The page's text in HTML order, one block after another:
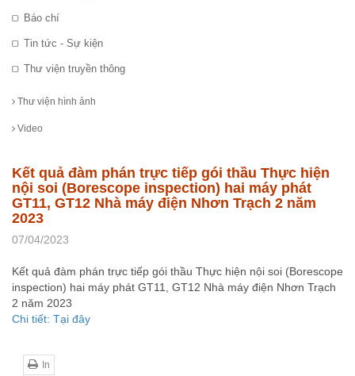
Báo chí
Tin tức - Sự kiện
Thư viện truyền thông
Thư viện hình ảnh
Video
Kết quả đàm phán trực tiếp gói thầu Thực hiện
nội soi (Borescope inspection) hai máy phát
GT11, GT12 Nhà máy điện Nhơn Trạch 2 năm
2023
07/04/2023
Kết quả đàm phán trực tiếp gói thầu Thực hiện nội soi (Borescope
inspection) hai máy phát GT11, GT12 Nhà máy điện Nhơn Trạch
2 năm 2023
Chi tiết: Tại đây
In